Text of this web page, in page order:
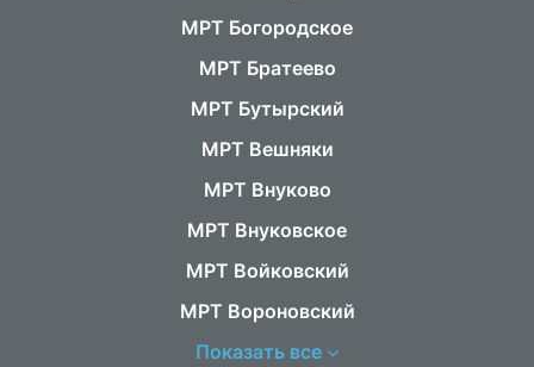
МРТ Богородское
МРТ Братеево
МРТ Бутырский
МРТ Вешняки
МРТ Внуково
МРТ Внуковское
МРТ Войковский
МРТ Вороновский
Показать все